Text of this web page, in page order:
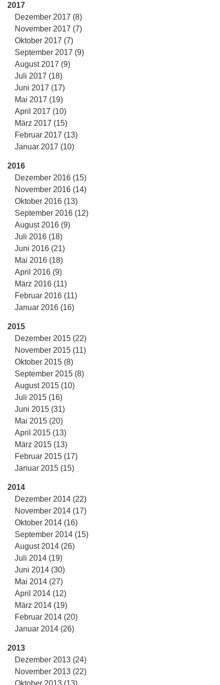
2017
Dezember 2017 (8)
November 2017 (7)
Oktober 2017 (7)
September 2017 (9)
August 2017 (9)
Juli 2017 (18)
Juni 2017 (17)
Mai 2017 (19)
April 2017 (10)
März 2017 (15)
Februar 2017 (13)
Januar 2017 (10)
2016
Dezember 2016 (15)
November 2016 (14)
Oktober 2016 (13)
September 2016 (12)
August 2016 (9)
Juli 2016 (18)
Juni 2016 (21)
Mai 2016 (18)
April 2016 (9)
März 2016 (11)
Februar 2016 (11)
Januar 2016 (16)
2015
Dezember 2015 (22)
November 2015 (11)
Oktober 2015 (8)
September 2015 (8)
August 2015 (10)
Juli 2015 (16)
Juni 2015 (31)
Mai 2015 (20)
April 2015 (13)
März 2015 (13)
Februar 2015 (17)
Januar 2015 (15)
2014
Dezember 2014 (22)
November 2014 (17)
Oktober 2014 (16)
September 2014 (15)
August 2014 (26)
Juli 2014 (19)
Juni 2014 (30)
Mai 2014 (27)
April 2014 (12)
März 2014 (19)
Februar 2014 (20)
Januar 2014 (26)
2013
Dezember 2013 (24)
November 2013 (22)
Oktober 2013 (13)